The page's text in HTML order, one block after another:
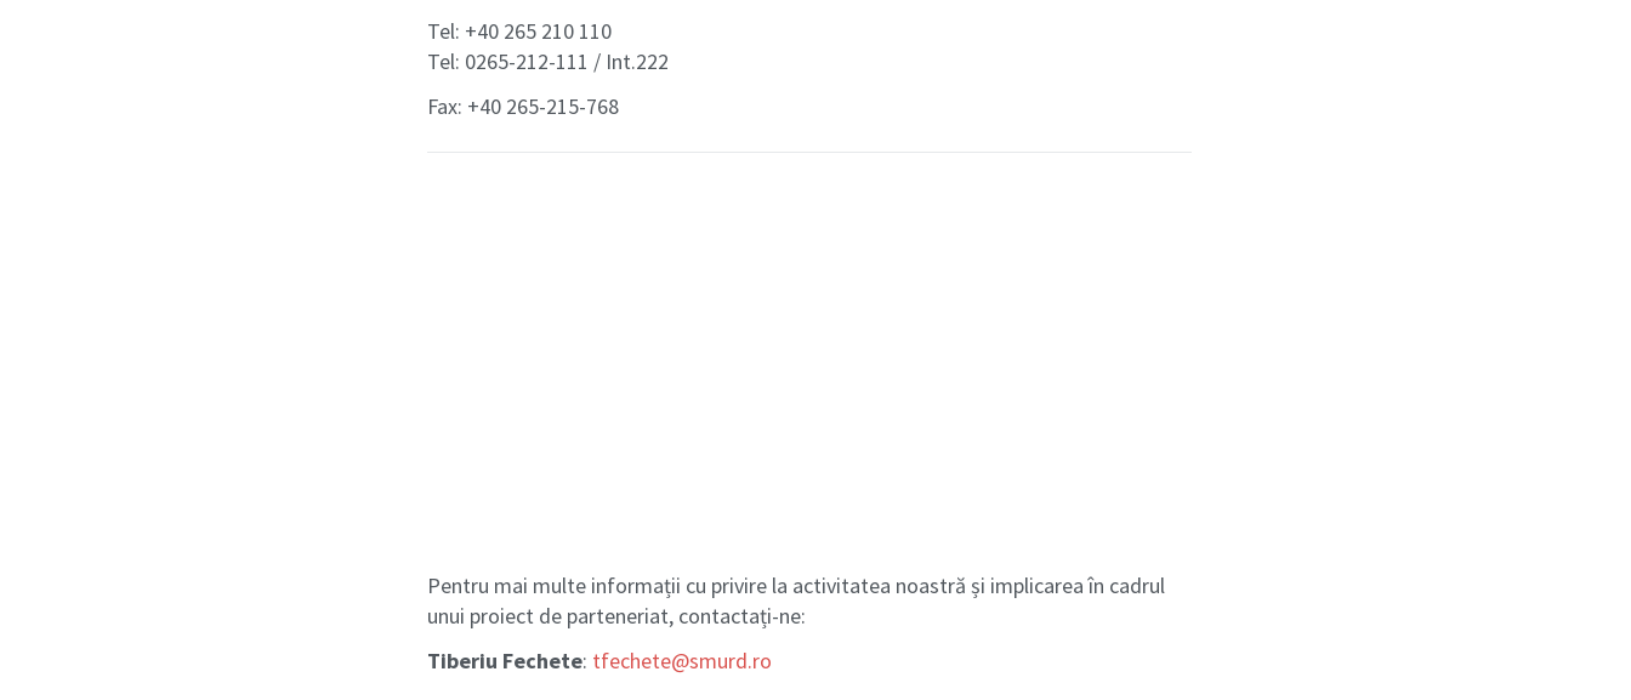
Tel: +40 265 210 110
Tel: 0265-212-111 / Int.222
Fax: +40 265-215-768
Pentru mai multe informații cu privire la activitatea noastră și implicarea în cadrul
unui proiect de parteneriat, contactați-ne:
Tiberiu Fechete: tfechete@smurd.ro